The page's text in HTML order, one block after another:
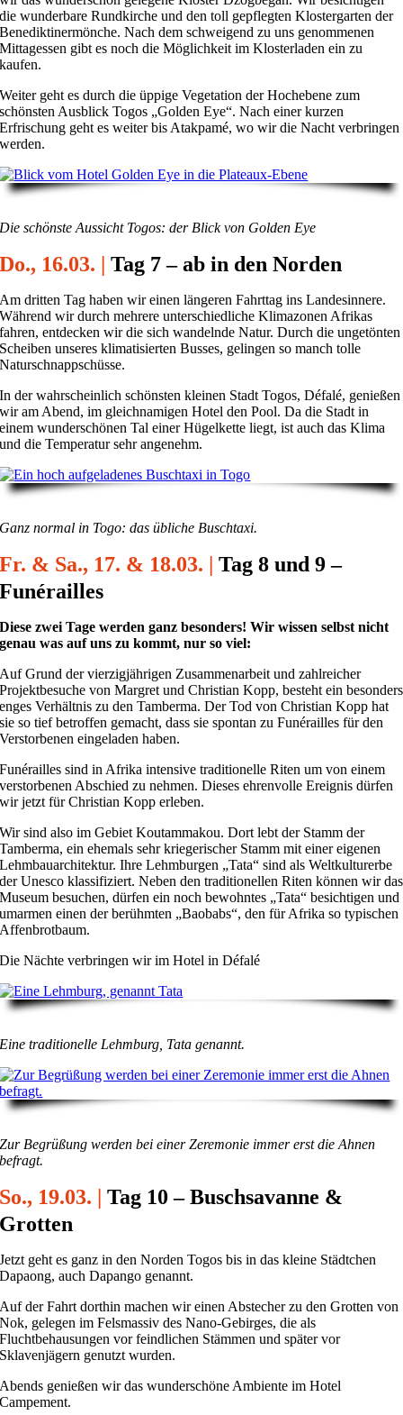
die wunderbare Rundkirche und den toll gepflegten Klostergarten der
Benediktinermönche. Nach dem schweigend zu uns genommenen
Mittagessen gibt es noch die Möglichkeit im Klosterladen ein zu
kaufen.
Weiter geht es durch die üppige Vegetation der Hochebene zum
schönsten Ausblick Togos „Golden Eye“. Nach einer kurzen
Erfrischung geht es weiter bis Atakpamé, wo wir die Nacht verbringen
werden.
Die schönste Aussicht Togos: der Blick von Golden Eye
Do., 16.03. | Tag 7 – ab in den Norden
Am dritten Tag haben wir einen längeren Fahrttag ins Landesinnere.
Während wir durch mehrere unterschiedliche Klimazonen Afrikas
fahren, entdecken wir die sich wandelnde Natur. Durch die ungetönten
Scheiben unseres klimatisierten Busses, gelingen so manch tolle
Naturschnappschüsse.
In der wahrscheinlich schönsten kleinen Stadt Togos, Défalé, genießen
wir am Abend, im gleichnamigen Hotel den Pool. Da die Stadt in
einem wunderschönen Tal einer Hügelkette liegt, ist auch das Klima
und die Temperatur sehr angenehm.
Ganz normal in Togo: das übliche Buschtaxi.
Fr. & Sa., 17. & 18.03. | Tag 8 und 9 –
Funérailles
Diese zwei Tage werden ganz besonders! Wir wissen selbst nicht
genau was auf uns zu kommt, nur so viel:
Auf Grund der vierzigjährigen Zusammenarbeit und zahlreicher
Projektbesuche von Margret und Christian Kopp, besteht ein besonders
enges Verhältnis zu den Tamberma. Der Tod von Christian Kopp hat
sie so tief betroffen gemacht, dass sie spontan zu Funérailles für den
Verstorbenen eingeladen haben.
Funérailles sind in Afrika intensive traditionelle Riten um von einem
verstorbenen Abschied zu nehmen. Dieses ehrenvolle Ereignis dürfen
wir jetzt für Christian Kopp erleben.
Wir sind also im Gebiet Koutammakou. Dort lebt der Stamm der
Tamberma, ein ehemals sehr kriegerischer Stamm mit einer eigenen
Lehmbauarchitektur. Ihre Lehmburgen „Tata“ sind als Weltkulturerbe
der Unesco klassifiziert. Neben den traditionellen Riten können wir das
Museum besuchen, dürfen ein noch bewohntes „Tata“ besichtigen und
umarmen einen der berühmten „Baobabs“, den für Afrika so typischen
Affenbrotbaum.
Die Nächte verbringen wir im Hotel in Défalé
Eine traditionelle Lehmburg, Tata genannt.
Zur Begrüßung werden bei einer Zeremonie immer erst die Ahnen
befragt.
So., 19.03. | Tag 10 – Buschsavanne &
Grotten
Jetzt geht es ganz in den Norden Togos bis in das kleine Städtchen
Dapaong, auch Dapango genannt.
Auf der Fahrt dorthin machen wir einen Abstecher zu den Grotten von
Nok, gelegen im Felsmassiv des Nano-Gebirges, die als
Fluchtbehausungen vor feindlichen Stämmen und später vor
Sklavenjägern genutzt wurden.
Abends genießen wir das wunderschöne Ambiente im Hotel
Campement.